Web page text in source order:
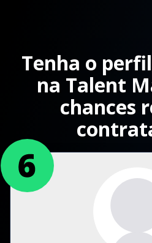
Tenha o
na Talent
chances